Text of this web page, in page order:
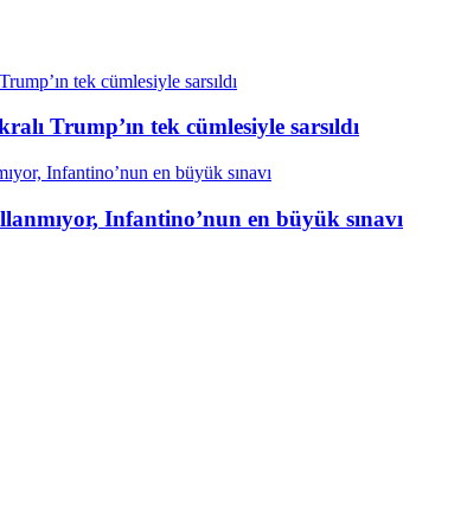
Trump’ın tek cümlesiyle sarsıldı
Infantino’nun en büyük sınavı